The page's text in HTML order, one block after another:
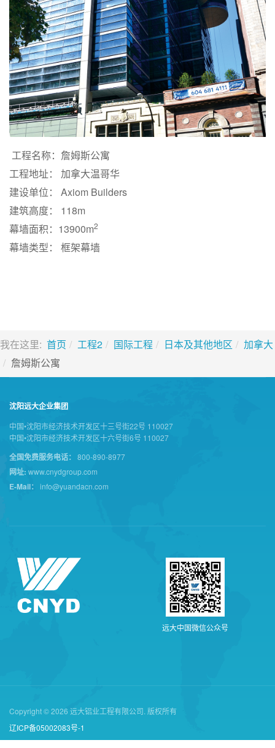
工程名称：詹姆斯公寓
工程地址： 加拿大温哥华
建设单位： Axiom Builders
建筑高度： 118m
幕墙面积：13900m2
幕墙类型： 框架幕墙
我在这里: 首页 工程2 国际工程 日本及其他地区
加拿大
詹姆斯公寓
沈阳远大企业集团
中国•沈阳市经济技术开发区十三号街22号 110027
中国•沈阳市经济技术开发区十六号街6号 110027
全国免费服务电话： 800-890-8977
网址: www.cnydgroup.com
E-Mail： info@yuandacn.com
远大中 国微信公众号
Copyright © 2026 远大铝业工程有限公司. 版权所有
辽ICP备05002083号-1